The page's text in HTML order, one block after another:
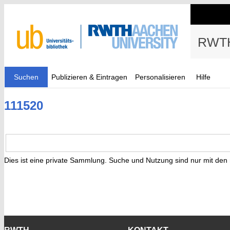
Suchen Publizieren & Eintragen Personalisieren Hilfe
111520
Dies ist eine private Sammlung. Suche und Nutzung sind nur mit